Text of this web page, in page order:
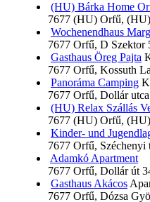
(HU) Bárka Home
7677 (HU) Orfű,
Wochenendhaus
7677 Orfű, D Szektor
Gasthaus Öreg Pajta
7677 Orfű, Kossuth
Panoráma Camping
7677 Orfű, Dollár utca
(HU) Relax Szállás
7677 (HU) Orfű,
Kinder- und
7677 Orfű, Széchenyi
Adamkó Apartment
7677 Orfű, Dollár út
Gasthaus Akácos
7677 Orfű, Dózsa